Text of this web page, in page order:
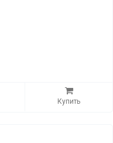
Купить